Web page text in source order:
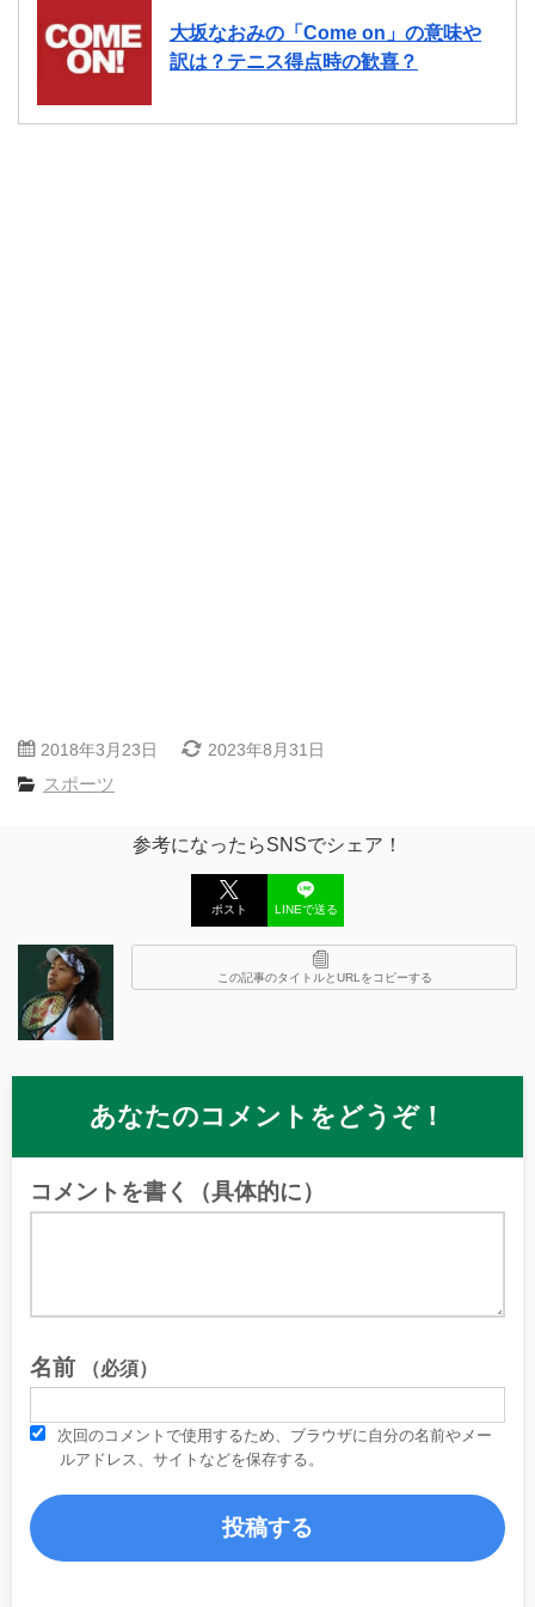
大坂なおみの「Come on」の意味や
訳は？テニス得点時の歓喜？
2018年3月23日 2023年8月31日
スポーツ
参考になったらSNSでシェア！
ポスト LINEで送る
この記事のタイトルとURLをコピーする
あなたのコメントをどうぞ！
コメントを書く（具体的に）
名前 （必須）
次回のコメントで使用するため、ブラウザに自分の名前やメー
ルアドレス、サイトなどを保存する。